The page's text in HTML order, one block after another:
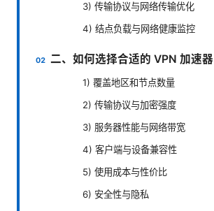
3) 传输协议与网络传输优化
4) 结点负载与网络健康监控
二、如何选择合适的 VPN 加速器
1) 覆盖地区和节点数量
2) 传输协议与加密强度
3) 服务器性能与网络带宽
4) 客户端与设备兼容性
5) 使用成本与性价比
6) 安全性与隐私